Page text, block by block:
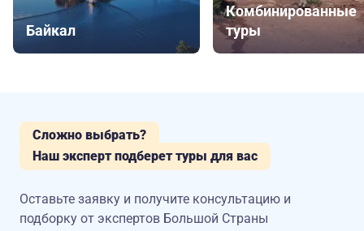
Байкал
Комбинированные
туры
Сложно выбрать?
Наш эксперт подберет туры для вас
Оставьте заявку и получите консультацию и
подборку от экспертов Большой Страны